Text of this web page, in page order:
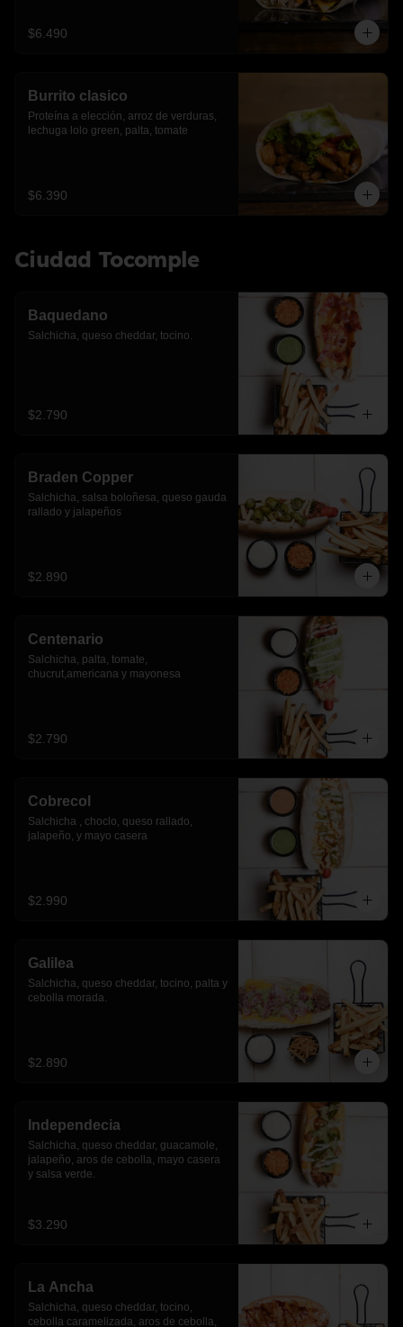
$6.490
Burrito clasico
Proteína a elección, arroz de verduras,
lechuga lolo green, palta, tomate
$6.390
Ciudad Tocomple
Baquedano
Salchicha, queso cheddar, tocino.
$2.790
Braden Copper
Salchicha, salsa boloñesa, queso gauda
rallado y jalapeños
$2.890
Centenario
Salchicha, palta, tomate,
chucrut,americana y mayonesa
$2.790
Cobrecol
Salchicha , choclo, queso rallado,
jalapeño, y mayo casera
$2.990
Galilea
Salchicha, queso cheddar, tocino, palta y
cebolla morada.
$2.890
Independecia
Salchicha, queso cheddar, guacamole,
jalapeño, aros de cebolla, mayo casera
y salsa verde.
$3.290
La Ancha
Salchicha, queso cheddar, tocino,
cebolla caramelizada, aros de cebolla,